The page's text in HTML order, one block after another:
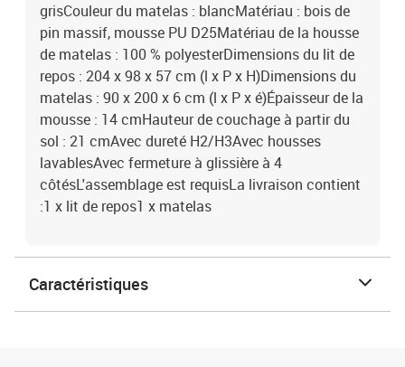
grisCouleur du matelas : blancMatériau : bois de
pin massif, mousse PU D25Matériau de la housse
de matelas : 100 % polyesterDimensions du lit de
repos : 204 x 98 x 57 cm (l x P x H)Dimensions du
matelas : 90 x 200 x 6 cm (l x P x é)Épaisseur de la
mousse : 14 cmHauteur de couchage à partir du
sol : 21 cmAvec dureté H2/H3Avec housses
lavablesAvec fermeture à glissière à 4
côtésL'assemblage est requisLa livraison contient
:1 x lit de repos1 x matelas
Caractéristiques